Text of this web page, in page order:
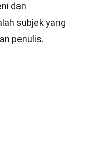
dan
subjek yang
penulis.